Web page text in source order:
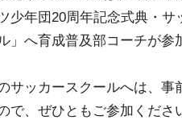
少年団20周年記念式典・
」へ育成普及部コーチが参
サッカースクールへは、
で、ぜひともご参加くださ